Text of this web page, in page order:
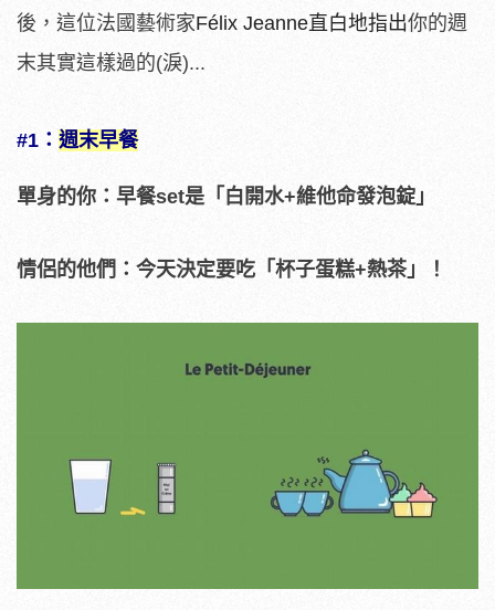
後，這位法國藝術家Félix Jeanne直白地指出你的週
末其實這樣過的(淚)...
#1： 週末早餐
單身的你：早餐set是「白開水+維他命發泡錠」
情侶的他們：今天決定要吃「杯子蛋糕+熱茶」！